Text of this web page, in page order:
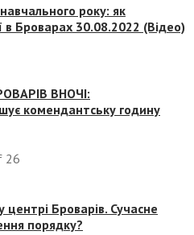
року: як
Броварах 30.08.2022 (Відео)
ВНОЧІ:
комендантську годину
26
Броварів. Сучасне
порядку?